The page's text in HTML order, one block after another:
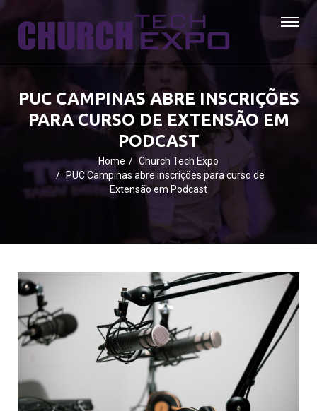
PUC CAMPINAS ABRE INSCRIÇÕES
PARA CURSO DE EXTENSÃO EM
PODCAST
Home
Church Tech Expo
PUC Campinas abre inscrições para curso de
Extensão em Podcast